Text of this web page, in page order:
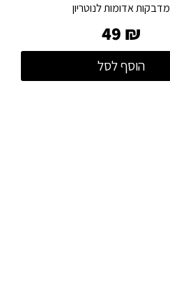
מדבקות אדומות לנוטריון
49 ₪
הוסף לסל